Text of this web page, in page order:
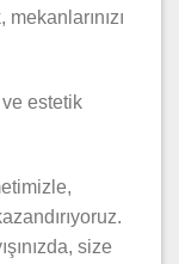
estetik
size